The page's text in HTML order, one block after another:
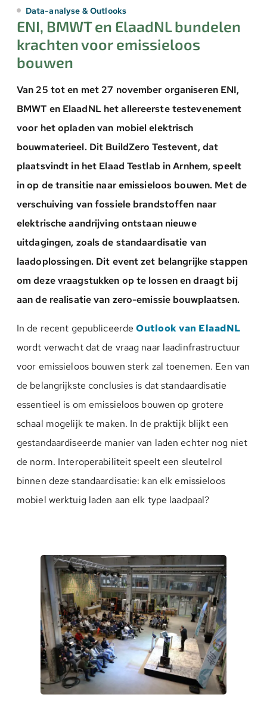
Data-analyse & Outlooks
ENI, BMWT en ElaadNL bundelen
krachten voor emissieloos
bouwen
Van 25 tot en met 27 november organiseren ENI,
BMWT en ElaadNL het allereerste testevenement
voor het opladen van mobiel elektrisch
bouwmaterieel. Dit BuildZero Testevent, dat
plaatsvindt in het Elaad Testlab in Arnhem, speelt
in op de transitie naar emissieloos bouwen. Met de
verschuiving van fossiele brandstoffen naar
elektrische aandrijving ontstaan nieuwe
uitdagingen, zoals de standaardisatie van
laadoplossingen. Dit event zet belangrijke stappen
om deze vraagstukken op te lossen en draagt bij
aan de realisatie van zero-emissie bouwplaatsen.
In de recent gepubliceerdeOutlook van ElaadNL
wordt verwacht dat de vraag naar laadinfrastructuur
voor emissieloos bouwen sterk zal toenemen. Een van
de belangrijkste conclusies is dat standaardisatie
essentieel is om emissieloos bouwen op grotere
schaal mogelijk te maken. In de praktijk blijkt een
gestandaardiseerde manier van laden echter nog niet
de norm. Interoperabiliteit speelt een sleutelrol
binnen deze standaardisatie: kan elk emissieloos
mobiel werktuig laden aan elk type laadpaal?